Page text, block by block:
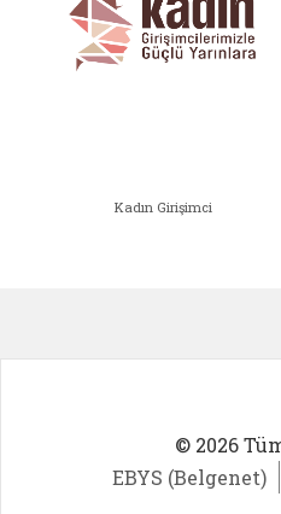
Kadın Girişimci
© 2026
EBYS (Belgenet)